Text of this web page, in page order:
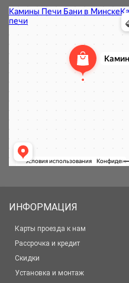
ИНФОРМАЦИЯ
Карты проезда к нам
Рассрочка и кредит
Скидки
Установка и монтаж